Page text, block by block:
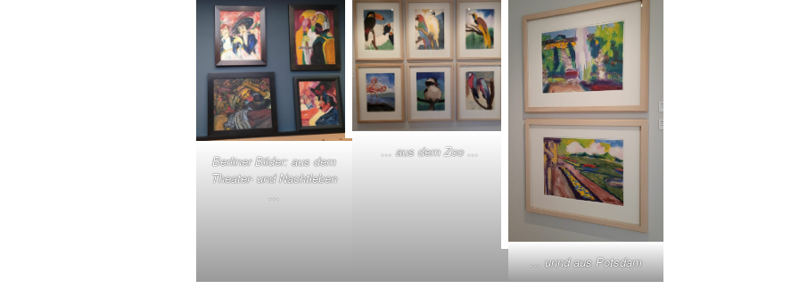
Berliner Bilder: aus dem
Theater- und Nachtleben
…
… aus dem Zoo …
… unnd aus Potsdam